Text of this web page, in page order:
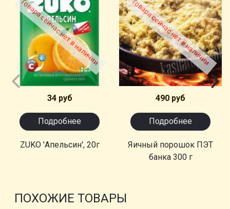
Товара сейчас нет в наличии
34 руб
Подробнее
ZUKO 'Апельсин', 20г
Товара сейчас нет в наличии
490 руб
Подробнее
Яичный порошок ПЭТ
банка 300 г
ПОХОЖИЕ ТОВАРЫ